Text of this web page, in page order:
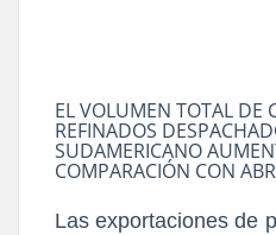
EL VOLUMEN TOTAL DE
REFINADOS
SUDAMERICANO
COMPARACIÓN CON
Las exportaciones de